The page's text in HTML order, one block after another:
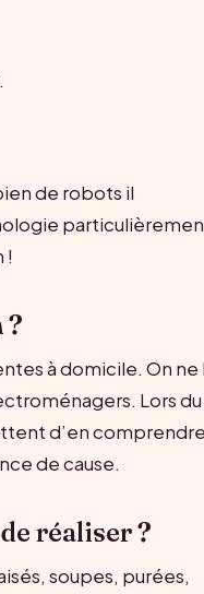
de robots il
!
?
à domicile. On ne
Lors du
d’en
de cause.
réaliser ?
soupes, purées,